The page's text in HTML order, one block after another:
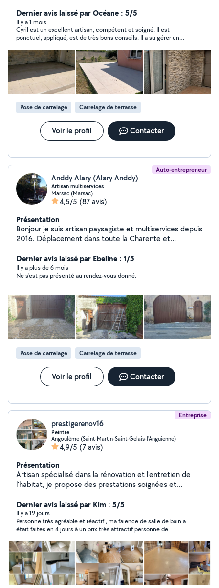
projets
Dernier avis laissé par Océane : 5/5
Il y a 1 mois
Cyril est un excellent artisan, compétent et soigné. Il est
ponctuel, appliqué, est de très bons conseils. Il a su gérer un
conditions climatiques. Nous referons appel à lui, c'est sûr !
Merci encore pour cet excellent travail ! On adore ;) Océane et
Sylvie
Pose de carrelage Carrelage de terrasse
Voir le profil Contacter
Auto-entrepreneur
Anddy Alary (Alary Anddy)
Artisan multiservices
Marsac (Marsac)
4,5/5 (87 avis)
Présentation
Bonjour je suis artisan paysagiste et multiservices depuis
2016. Déplacement dans toute la Charente et
tout renseignement et devis gratuit. Voici mes
prestations : Élagage et abattage tout hauteur avec ou
sans camion nacelle Taille de haie Tonte et
rigide avec soubassement béton Pose de panneau
claustra Petite maçonnerie Peinture intérieur extérieur
Nettoyage et hydrofuge de couverture Vérification de
toiture (fuite.....) Crédit d'impôt à 50 % n'hésitez pas à
me contacter pour toute demande de renseignement
ou de devis je reste à votre disposition 7 jours sur 7
Intervention d'urgence 7 jours sur 7 24 sur 24
Dernier avis laissé par Ebeline : 1/5
Il y a plus de 6 mois
Ne s'est pas présenté au rendez-vous donné.
Pose de carrelage Carrelage de terrasse
Voir le profil Contacter
Entreprise
prestigerenov16
Peintre
Angoulême (Saint-Martin-Saint-Gelais-l'Anguienne)
4,9/5 (7 avis)
Présentation
Artisan spécialisé dans la rénovation et l'entretien de
l'habitat, je propose des prestations soignées et
intérieure (peinture, placo, sols) * travaux extérieurs et
façades * nettoyage haute pression (terrasses, dallages,
murs) * petits travaux et finitions Travail sérieux, propre
et soigné, avec respect des délais et communication
simple. Intervention : Angoulême et alentours Devis
rapide et gratuit sur demande - plâtrerie * placo * murs *
plafonds * peinture * rénovation intérieure * revêtement
de sol * faux plafond * bandes à joints * parquet *
carrelage
Dernier avis laissé par Kim : 5/5
Il y a 19 jours
Personne très agréable et réactif , ma faïence de salle de bain a
était faites en 4 jours à un prix très attractif personne de
d’autre travaux les yeux fermé